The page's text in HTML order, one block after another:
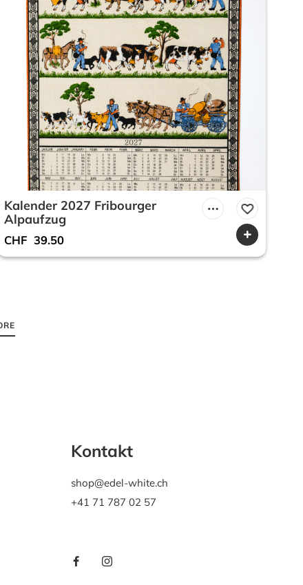
Kalender 2027 Fribourger
Alpaufzug
CHF 39.50
Kontakt
shop@edel-white.ch
+41 71 787 02 57